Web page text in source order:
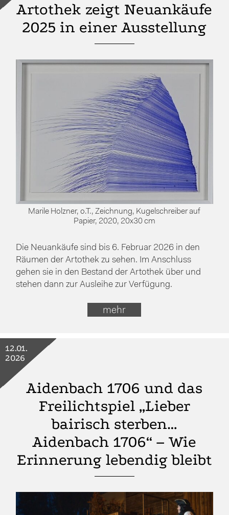
Artothek zeigt Neuankäufe
2025 in einer Ausstellung
Marile Holzner, o.T., Zeichnung, Kugelschreiber auf
Papier, 2020, 20x30 cm
Die Neuankäufe sind bis 6. Februar 2026 in den
Räumen der Artothek zu sehen. Im Anschluss
gehen sie in den Bestand der Artothek über und
stehen dann zur Ausleihe zur Verfügung.
mehr
Aidenbach 1706 und das
Freilichtspiel „Lieber
bairisch sterben…
Aidenbach 1706“ – Wie
Erinnerung lebendig bleibt
12.01.
2026